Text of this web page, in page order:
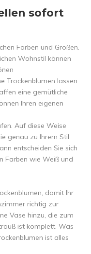
sofort
Farben und Größen.
Wohnstil können
Trockenblumen lassen
eine gemütliche
Ihren eigenen
Auf diese Weise
genau zu Ihrem Stil
entscheiden Sie sich
Farben wie Weiß und
damit Ihr
richtig zur
Vase hinzu, die zum
ist komplett. Was
ist alles